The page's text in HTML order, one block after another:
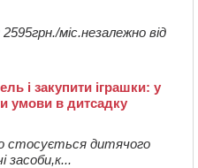
міс.незалежно від
і закупити іграшки: у
умови в дитсадку
стосується дитячого
засоби,к...